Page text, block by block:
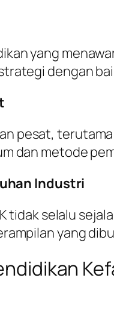
yang
dengan
pesat,
dan metode
Industri
tidak selalu
yang